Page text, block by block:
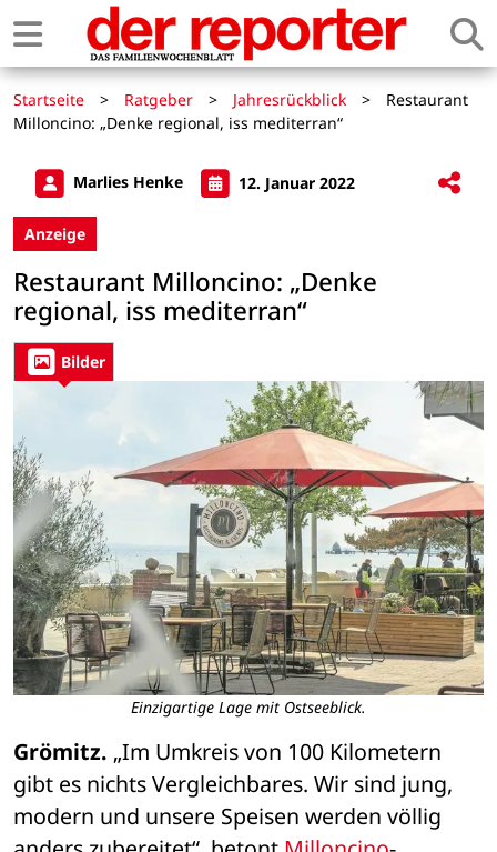
Startseite > Ratgeber > Jahresrückblick >
Restaurant
Milloncino: „Denke regional, iss mediterran“
Marlies Henke 12. Januar 2022
Anzeige
Restaurant Milloncino: „Denke
regional, iss mediterran“
Bilder
Einzigartige Lage mit Ostseeblick.
Grömitz. „Im Umkreis von 100 Kilometern
gibt es nichts Vergleichbares. Wir sind jung,
modern und unsere Speisen werden völlig